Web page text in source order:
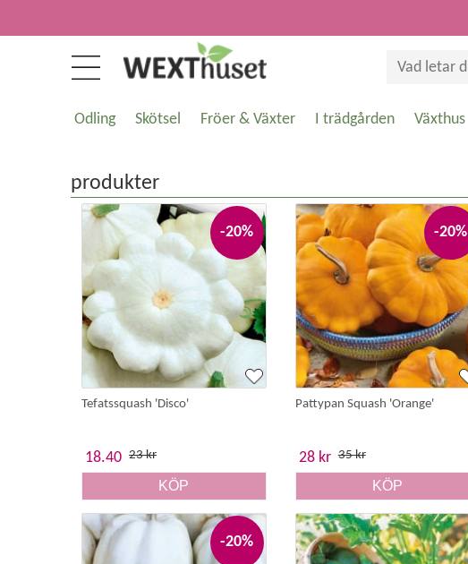
Odling Skötsel Fröer & Växter I trädgården Växthus
produkter
-20%
Tefatssquash 'Disco'
18.40 23 kr
KÖP
-20%
Pattypan Squash 'Orange'
28 kr 35 kr
KÖP
-20%